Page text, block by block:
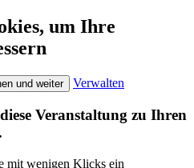
um Ihre
und weiter Verwalten
Veranstaltung zu Ihren
mit wenigen Klicks ein